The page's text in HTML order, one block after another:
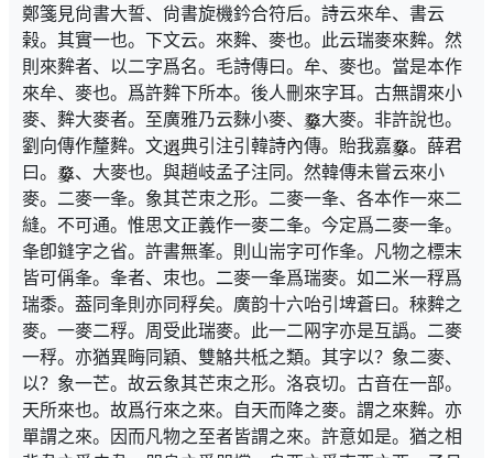
鄭箋見尙書大誓、尙書旋機鈐合符后。詩云來牟、書云
榖。其實一也。下文云。來麰、麥也。此云瑞麥來麰。然
則來麰者、以二字爲名。毛詩傳曰。牟、麥也。當是本作
來牟、麥也。爲許麰下所本。後人刪來字耳。古無謂來小
麥、麰大麥者。至廣雅乃云麳小麥、
大麥。非許說也。
劉向傳作釐麰。文
典引注引韓詩內傳。貽我嘉
。薛君
曰。
、大麥也。與趙岐孟子注同。然韓傳未嘗云來小
麥。二麥一夆。象其芒朿之形。二麥一夆、各本作一來二
縫。不可通。惟思文正義作一麥二夆。今定爲二麥一夆。
夆卽鏠字之省。許書無峯。則山耑字可作夆。凡物之標末
皆可偁夆。夆者、朿也。二麥一夆爲瑞麥。如二米一稃爲
瑞黍。葢同夆則亦同稃矣。廣韵十六咍引埤蒼曰。䅘麰之
麥。一麥二稃。周受此瑞麥。此一二㒳字亦是互譌。二麥
一稃。亦猶異畮同穎、雙觡共柢之類。其字以？象二麥、
以？象一芒。故云象其芒朿之形。洛哀切。古音在一部。
天所來也。故爲行來之來。自天而降之麥。謂之來麰。亦
單謂之來。因而凡物之至者皆謂之來。許意如是。猶之相